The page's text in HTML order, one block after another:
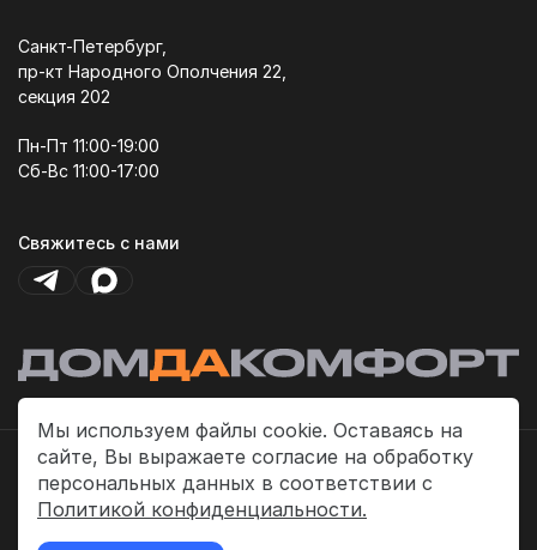
Мы используем файлы cookie. Оставаясь на
сайте, Вы выражаете согласие на обработку
персональных данных в соответствии с
Политикой конфиденциальности.
Санкт-Петербург,
пр-кт Народного Ополчения 22,
секция 202
Пн-Пт 11:00-19:00
Сб-Вс 11:00-17:00
Свяжитесь с нами
Политика платежей
Политика конфиденциальности